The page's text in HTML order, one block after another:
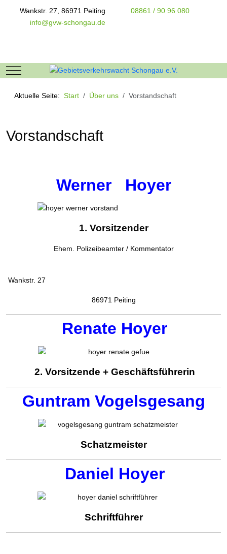
Wankstr. 27, 86971 Peiting
08861 / 90 96 080
info@gvw-schongau.de
Mobile Menu Toggle
Aktuelle Seite: Start Über uns Vorstandschaft
Vorstandschaft
Werner Hoyer
1. Vorsitzender
Ehem. Polizeibeamter / Kommentator
Wankstr. 27
86971 Peiting
Renate Hoyer
2. Vorsitzende + Geschäftsführerin
Guntram Vogelsgesang
Schatzmeister
Daniel Hoyer
Schriftführer